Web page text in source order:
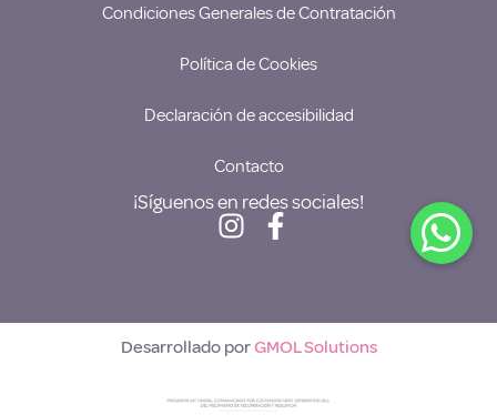
Condiciones Generales de Contratación
Política de Cookies
Declaración de accesibilidad
Contacto
¡Síguenos en redes sociales!
Desarrollado porGMOL Solutions